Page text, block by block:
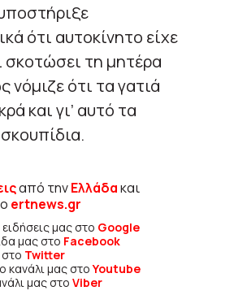
ότι αυτοκίνητο είχε
σκοτώσει τη μητέρα
νόμιζε ότι τα γατιά
και γι’ αυτό τα
από τηνΕλλάδακαι
ertnews.gr
μας στο Google
μας στο Facebook
Twitter
κανάλι μας στοYoutube
μας στο Viber